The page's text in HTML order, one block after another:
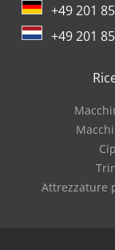
Dr. Boy
+49 201
+49 201
Attrezzature